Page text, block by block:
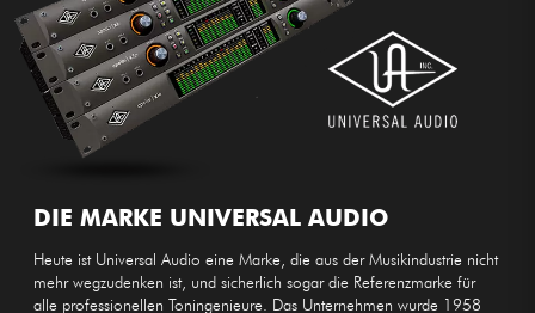
Gitarre & Bass
Verstärker & Effekte
Klaviere & Piano
Synths & samplers
Studio
DIE MARKE UNIVERSAL AUDIO
Heute ist Universal Audio eine Marke, die aus der Musikindustrie nicht
mehr wegzudenken ist, und sicherlich sogar die Referenzmarke für
alle professionellen Toningenieure. Das Unternehmen wurde 1958